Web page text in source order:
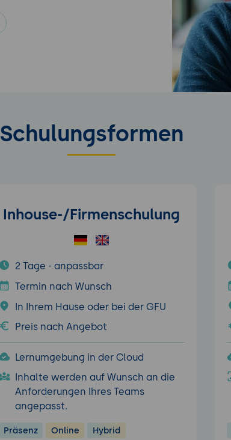
Schulungsformen
Inhouse-/Firmenschulung
2 Tage - anpassbar
Termin nach Wunsch
In Ihrem Hause oder bei der GFU
Preis nach Angebot
Lernumgebung in der Cloud
Inhalte werden auf Wunsch an die
Anforderungen Ihres Teams
angepasst.
Präsenz Online Hybrid